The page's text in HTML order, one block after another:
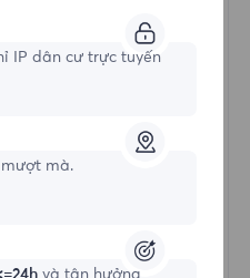
giới hạn
IP dân cư trực tuyến
mượt mà.
và tận hưởng